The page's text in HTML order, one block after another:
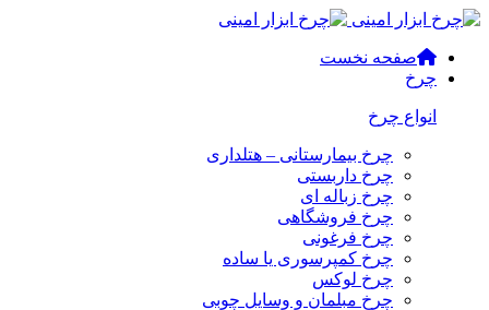
صفحه نخست
چرخ
انواع چرخ
چرخ بیمارستانی – هتلداری
چرخ داربستی
چرخ زباله ای
چرخ فروشگاهی
چرخ فرغونی
چرخ کمپرسوری یا ساده
چرخ لوکس
چرخ مبلمان و وسایل چوبی